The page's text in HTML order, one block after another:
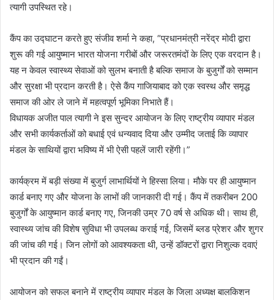
त्यागी उपस्थित रहे।
कैंप का उद्घाटन करते हुए संजीव शर्मा ने कहा, “प्रधानमंत्री नरेंद्र मोदी द्वारा
शुरू की गई आयुष्मान भारत योजना गरीबों और जरूरतमंदों के लिए एक वरदान है।
यह न केवल स्वास्थ्य सेवाओं को सुलभ बनाती है बल्कि समाज के बुजुर्गों को सम्मान
और सुरक्षा भी प्रदान करती है। ऐसे कैंप गाजियाबाद को एक स्वस्थ और समृद्ध
समाज की ओर ले जाने में महत्वपूर्ण भूमिका निभाते हैं।
विधायक अजीत पाल त्यागी ने इस सुन्दर आयोजन के लिए राष्ट्रीय व्यापार मंडल
और सभी कार्यकर्ताओं को बधाई एवं धन्यवाद दिया और उम्मीद जताई कि व्यापार
मंडल के साथियों द्वारा भविष्य में भी ऐसी पहलें जारी रहेंगी।”
कार्यक्रम में बड़ी संख्या में बुजुर्ग लाभार्थियों ने हिस्सा लिया। मौके पर ही आयुष्मान
कार्ड बनाए गए और योजना के लाभों की जानकारी दी गई। कैंप में तकरीबन 200
बुजुर्गों के आयुष्मान कार्ड बनाए गए, जिनकी उम्र 70 वर्ष से अधिक थी। साथ ही,
स्वास्थ्य जांच की विशेष सुविधा भी उपलब्ध कराई गई, जिसमें ब्लड प्रेशर और शुगर
की जांच की गई। जिन लोगों को आवश्यकता थी, उन्हें डॉक्टरों द्वारा निशुल्क दवाएं
भी प्रदान की गईं।
आयोजन को सफल बनाने में राष्ट्रीय व्यापार मंडल के जिला अध्यक्ष बालकिशन